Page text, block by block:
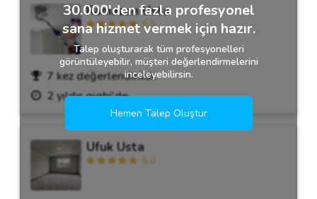
Ramazan Usta
5.0
7 kez değerlendirildi.
2 yıldır gigbi'de
Ufuk Usta
5.0
30.000'den fazla profesyonel
sana hizmet vermek için hazır.
Talep oluşturarak tüm profesyonelleri
görüntüleyebilir, müşteri değerlendirmelerini
inceleyebilirsin.
Hemen Talep Oluştur